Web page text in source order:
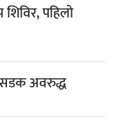
पहिलो
सडक अवरुद्ध